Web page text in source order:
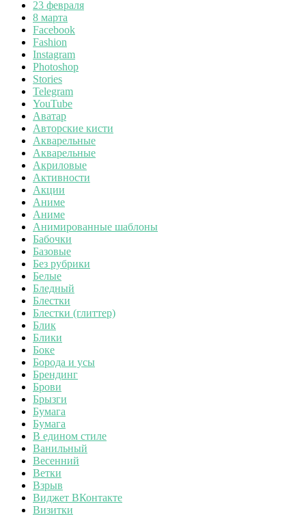
23 февраля
8 марта
Facebook
Fashion
Instagram
Photoshop
Stories
Telegram
YouTube
Аватар
Авторские кисти
Акварельные
Акварельные
Акриловые
Активности
Акции
Аниме
Аниме
Анимированные шаблоны
Бабочки
Базовые
Без рубрики
Белые
Бледный
Блестки
Блестки (глиттер)
Блик
Блики
Боке
Борода и усы
Брендинг
Брови
Брызги
Бумага
Бумага
В едином стиле
Ванильный
Весенний
Ветки
Взрыв
Виджет ВКонтакте
Визитки